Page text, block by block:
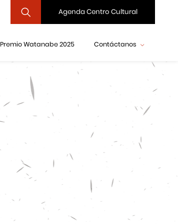
Agenda Centro Cultural
Premio Watanabe 2025 Contáctanos